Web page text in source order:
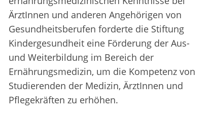
ÄrztInnen und anderen Angehörigen von
Gesundheitsberufen forderte die Stiftung
Kindergesundheit eine Förderung der Aus-
und Weiterbildung im Bereich der
Ernährungsmedizin, um die Kompetenz von
Studierenden der Medizin, ÄrztInnen und
Pflegekräften zu erhöhen.